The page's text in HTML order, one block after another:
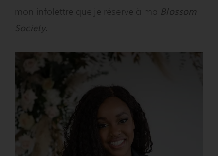
mon infolettre que je réserve à ma Blossom
Society.